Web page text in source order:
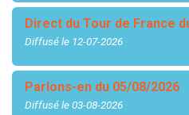
Direct du Tour de France
Diffusé le 12-07-2026
Parlons-en du 05/08/2026
Diffusé le 03-08-2026